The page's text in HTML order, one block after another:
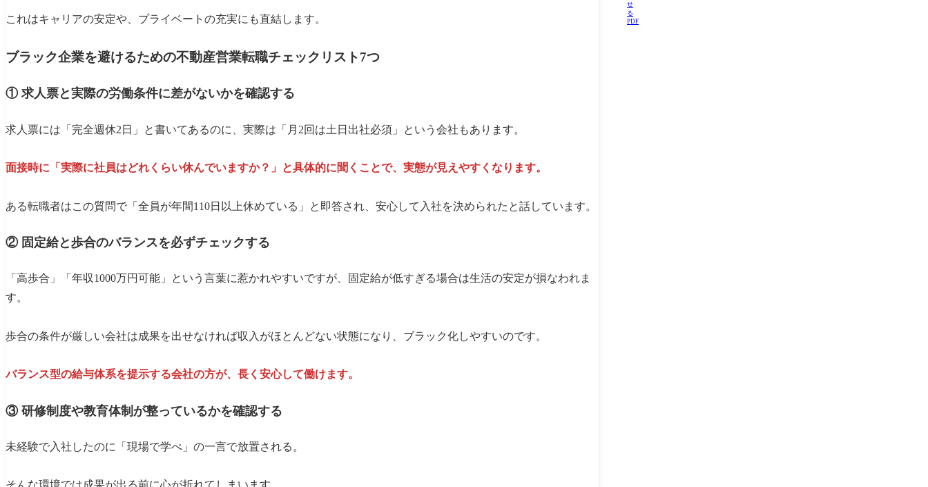
これはキャリアの安定や、プライベートの充実にも直結します。
ブラック企業を避けるための不動産営業転職チェックリスト7つ
① 求人票と実際の労働条件に差がないかを確認する
求人票には「完全週休2日」と書いてあるのに、実際は「月2回は土日出社必須」という会社もあります。
面接時に「実際に社員はどれくらい休んでいますか？」と具体的に聞くことで、実態が見えやすくなります。
ある転職者はこの質問で「全員が年間110日以上休めている」と即答され、安心して入社を決められたと話しています。
② 固定給と歩合のバランスを必ずチェックする
「高歩合」「年収1000万円可能」という言葉に惹かれやすいですが、固定給が低すぎる場合は生活の安定が損なわれま
す。
歩合の条件が厳しい会社は成果を出せなければ収入がほとんどない状態になり、ブラック化しやすいのです。
バランス型の給与体系を提示する会社の方が、長く安心して働けます。
③ 研修制度や教育体制が整っているかを確認する
未経験で入社したのに「現場で学べ」の一言で放置される。
せ
る
PDF